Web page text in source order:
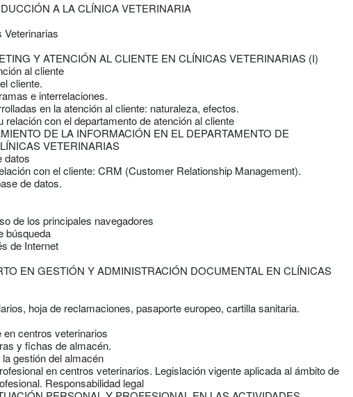
A LA CLÍNICA VETERINARIA
Y ATENCIÓN AL CLIENTE EN CLÍNICAS VETERINARIAS (I)
al cliente
cliente.
e interrelaciones.
en la atención al cliente: naturaleza, efectos.
con el departamento de atención al cliente
DE LA INFORMACIÓN EN EL DEPARTAMENTO DE
VETERINARIAS
datos
con el cliente: CRM (Customer Relationship Management).
de datos.
de los principales navegadores
búsqueda
de Internet
EN GESTIÓN Y ADMINISTRACIÓN DOCUMENTAL EN CLÍNICAS
hoja de reclamaciones, pasaporte europeo, cartilla sanitaria.
centros veterinarios
y fichas de almacén.
gestión del almacén
en centros veterinarios. Legislación vigente aplicada al ámbito de
Responsabilidad legal